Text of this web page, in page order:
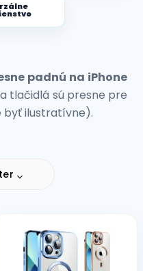
padnú na iPhone
tlačidlá sú presne pre
byť ilustratívne).